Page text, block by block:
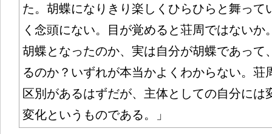
た。胡蝶になりきり楽しくひらひらと舞って
く念頭にない。目が覚めると荘周ではないか
胡蝶となったのか、実は自分が胡蝶であって
るのか？いずれが本当かよくわからない。荘
区別があるはずだが、主体としての自分には
変化というものである。」